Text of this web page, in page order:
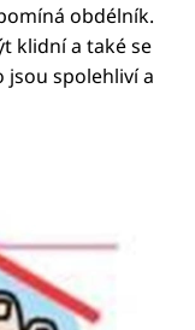
obdélník.
klidní a také se
jsou spolehliví a